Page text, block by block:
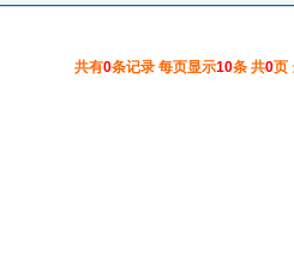
共有0条记录 每页显示10条 共0页